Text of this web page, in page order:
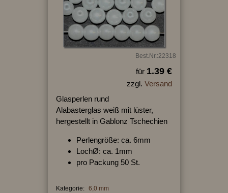
Best.Nr.:22318
für 1.39 €
zzgl. Versand
Glasperlen rund
Alabasterglas weiß mit lüster,
hergestellt in Gablonz Tschechien
Perlengröße: ca. 6mm
LochØ: ca. 1mm
pro Packung 50 St.
Kategorie: 6,0 mm